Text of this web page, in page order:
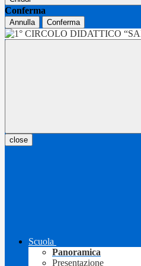
Conferma
Annulla Conferma
close
Scuola
Panoramica
Presentazione